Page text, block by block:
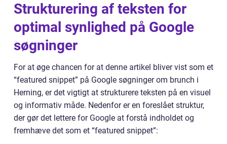
Strukturering af teksten for
optimal synlighed på Google
søgninger
For at øge chancen for at denne artikel bliver vist som et
“featured snippet” på Google søgninger om brunch i
Herning, er det vigtigt at strukturere teksten på en visuel
og informativ måde. Nedenfor er en foreslået struktur,
der gør det lettere for Google at forstå indholdet og
fremhæve det som et “featured snippet”: